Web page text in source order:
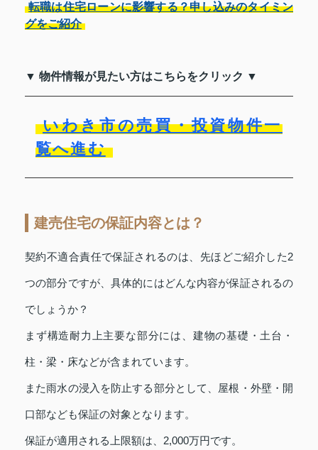
転職は住宅ローンに影響する？申し込みのタイミン
グをご紹介
▼ 物件情報が見たい方はこちらをクリック ▼
いわき市の売買・投資物件一
覧へ進む
建売住宅の保証内容とは？
契約不適合責任で保証されるのは、先ほどご紹介した2
つの部分ですが、具体的にはどんな内容が保証されるの
でしょうか？
まず構造耐力上主要な部分には、建物の基礎・土台・
柱・梁・床などが含まれています。
また雨水の浸入を防止する部分として、屋根・外壁・開
口部なども保証の対象となります。
保証が適用される上限額は、2,000万円です。